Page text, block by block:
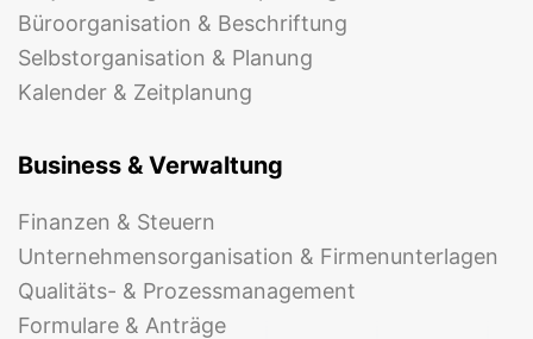
Büroorganisation & Beschriftung
Selbstorganisation & Planung
Kalender & Zeitplanung
Business & Verwaltung
Finanzen & Steuern
Unternehmensorganisation & Firmenunterlagen
Qualitäts- & Prozessmanagement
Formulare & Anträge